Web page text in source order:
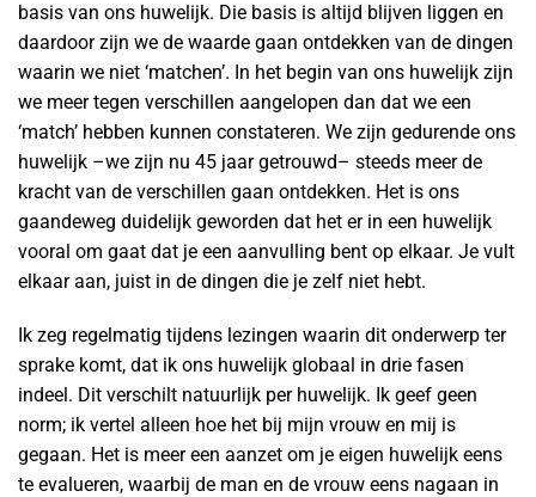
basis van ons huwelijk. Die basis is altijd blijven liggen en
daardoor zijn we de waarde gaan ontdekken van de dingen
waarin we niet ‘matchen’. In het begin van ons huwelijk zijn
we meer tegen verschillen aangelopen dan dat we een
‘match’ hebben kunnen constateren. We zijn gedurende ons
huwelijk –we zijn nu 45 jaar getrouwd– steeds meer de
kracht van de verschillen gaan ontdekken. Het is ons
gaandeweg duidelijk geworden dat het er in een huwelijk
vooral om gaat dat je een aanvulling bent op elkaar. Je vult
elkaar aan, juist in de dingen die je zelf niet hebt.
Ik zeg regelmatig tijdens lezingen waarin dit onderwerp ter
sprake komt, dat ik ons huwelijk globaal in drie fasen
indeel. Dit verschilt natuurlijk per huwelijk. Ik geef geen
norm; ik vertel alleen hoe het bij mijn vrouw en mij is
gegaan. Het is meer een aanzet om je eigen huwelijk eens
te evalueren, waarbij de man en de vrouw eens nagaan in